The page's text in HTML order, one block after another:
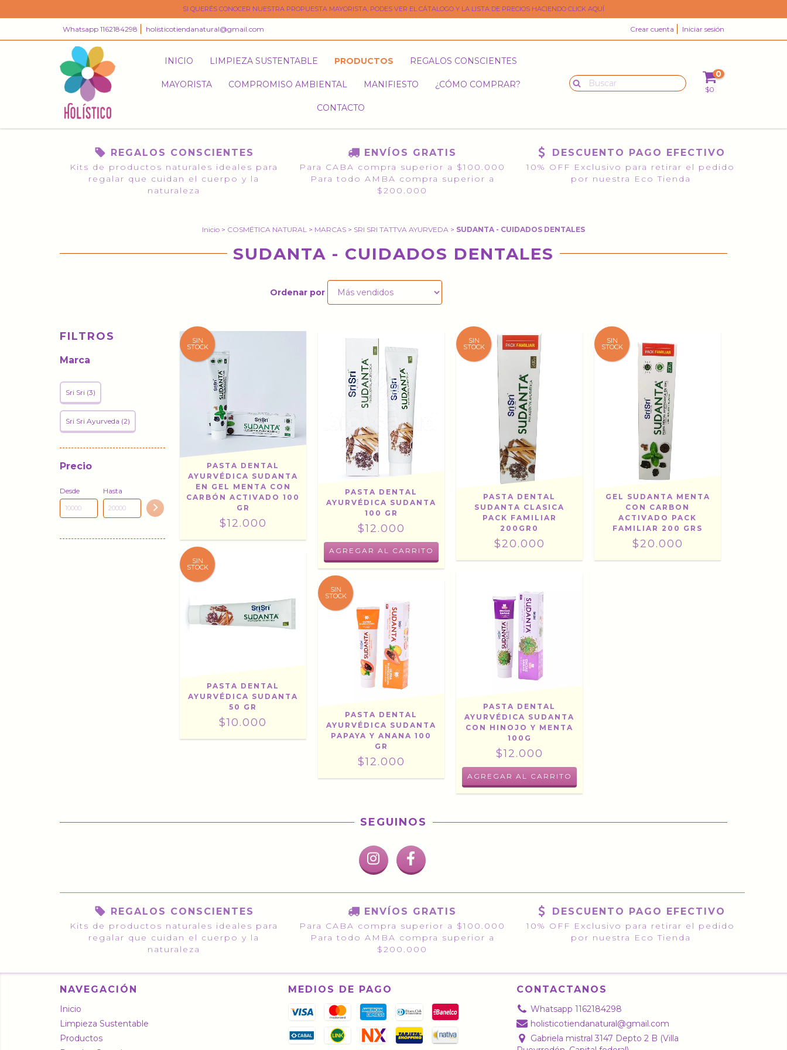
SI QUERÉS CONOCER NUESTRA PROPUESTA MAYORISTA, PODES VER EL CÁTALOGO Y LA LISTA DE PRECIOS HACIENDO CLICK AQUÍ
Whatsapp 1162184298 holisticotiendanatural@gmail.com Crear cuenta Iniciar sesión
INICIO LIMPIEZA SUSTENTABLE PRODUCTOS REGALOS CONSCIENTES
MAYORISTA COMPROMISO AMBIENTAL MANIFIESTO ¿CÓMO COMPRAR?
CONTACTO
0
$0
REGALOS CONSCIENTES
Kits de productos naturales ideales para
regalar que cuidan el cuerpo y la
naturaleza
ENVÍOS GRATIS
Para CABA compra superior a $100.000
Para todo AMBA compra superior a
$200.000
DESCUENTO PAGO EFECTIVO
10% OFF Exclusivo para retirar el pedido
por nuestra Eco Tienda
Inicio > COSMÉTICA NATURAL > MARCAS > SRI SRI TATTVA AYURVEDA > SUDANTA - CUIDADOS DENTALES
SUDANTA - CUIDADOS DENTALES
Ordenar por
FILTROS
Marca
Sri Sri (3)
Sri Sri Ayurveda (2)
Precio
Desde Hasta
SIN
STOCK
PASTA DENTAL
AYURVÉDICA SUDANTA
EN GEL MENTA CON
CARBÓN ACTIVADO 100
GR
$12.000
PASTA DENTAL
AYURVÉDICA SUDANTA
100 GR
$12.000
SIN
STOCK
PASTA DENTAL
SUDANTA CLASICA
PACK FAMILIAR
200GR0
$20.000
SIN
STOCK
GEL SUDANTA MENTA
CON CARBON
ACTIVADO PACK
FAMILIAR 200 GRS
$20.000
SIN
STOCK
PASTA DENTAL
AYURVÉDICA SUDANTA
50 GR
$10.000
SIN
STOCK
PASTA DENTAL
AYURVÉDICA SUDANTA
PAPAYA Y ANANA 100
GR
$12.000
PASTA DENTAL
AYURVÉDICA SUDANTA
CON HINOJO Y MENTA
100G
$12.000
SEGUINOS
REGALOS CONSCIENTES
Kits de productos naturales ideales para
regalar que cuidan el cuerpo y la
naturaleza
ENVÍOS GRATIS
Para CABA compra superior a $100.000
Para todo AMBA compra superior a
$200.000
DESCUENTO PAGO EFECTIVO
10% OFF Exclusivo para retirar el pedido
por nuestra Eco Tienda
NAVEGACIÓN
Inicio
Limpieza Sustentable
Productos
MEDIOS DE PAGO CONTACTANOS
Whatsapp 1162184298
holisticotiendanatural@gmail.com
Gabriela mistral 3147 Depto 2 B (Villa